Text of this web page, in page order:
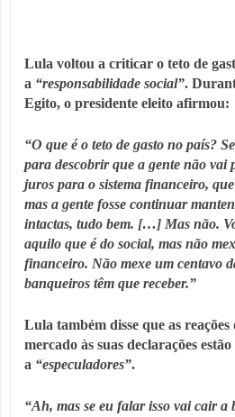
Lula voltou a criticar o teto de
a “responsabilidade social”.
Egito, o presidente eleito afirmou:
“O que é o teto de gasto no país?
para descobrir que a gente não vai
juros para o sistema financeiro,
mas a gente fosse continuar
intactas, tudo bem. […] Mas não.
aquilo que é do social, mas não
financeiro. Não mexe um centavo
banqueiros têm que receber.”
Lula também disse que as reações
mercado às suas declarações
a “especuladores”.
“Ah, mas se eu falar isso vai cair a